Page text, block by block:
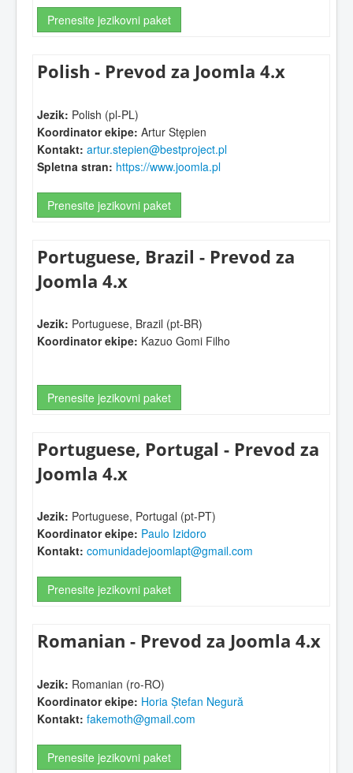
Prenesite jezikovni paket
Polish - Prevod za Joomla 4.x
Jezik: Polish (pl-PL)
Koordinator ekipe: Artur Stępien
Kontakt: artur.stepien@bestproject.pl
Spletna stran: https://www.joomla.pl
Prenesite jezikovni paket
Portuguese, Brazil - Prevod za
Joomla 4.x
Jezik: Portuguese, Brazil (pt-BR)
Koordinator ekipe: Kazuo Gomi Filho
Prenesite jezikovni paket
Portuguese, Portugal - Prevod za
Joomla 4.x
Jezik: Portuguese, Portugal (pt-PT)
Koordinator ekipe: Paulo Izidoro
Kontakt: comunidadejoomlapt@gmail.com
Prenesite jezikovni paket
Romanian - Prevod za Joomla 4.x
Jezik: Romanian (ro-RO)
Koordinator ekipe: Horia Ștefan Negură
Kontakt: fakemoth@gmail.com
Prenesite jezikovni paket